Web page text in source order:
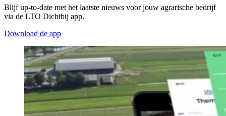
Blijf up-to-date met het laatste nieuws voor jouw agrarische bedrijf
via de LTO Dichtbij app.
Download de app